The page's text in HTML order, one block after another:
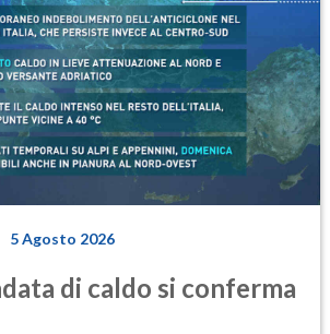
5 Agosto 2026
di caldo si conferma